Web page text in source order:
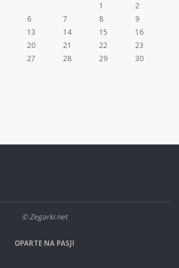
1
2
6 7 8
9
13 14 15
16
20 21 22
23
27 28 29
30
© Zegarki.net
OPARTE NA PASJI